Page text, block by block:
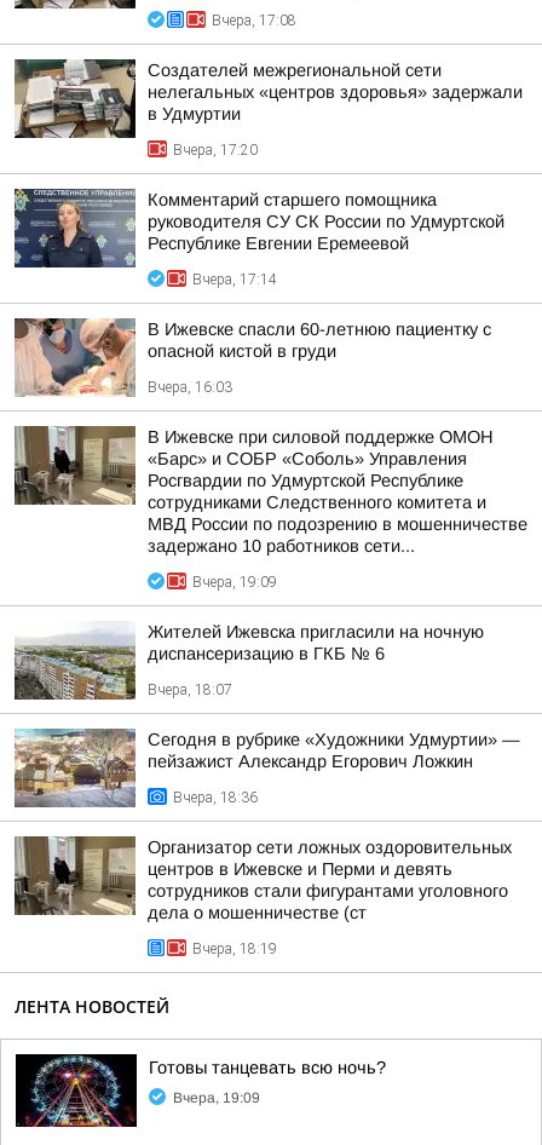
Вчера, 17:08
Создателей межрегиональной сети
нелегальных «центров здоровья» задержали
в Удмуртии
Вчера, 17:20
Комментарий старшего помощника
руководителя СУ СК России по Удмуртской
Республике Евгении Еремеевой
Вчера, 17:14
В Ижевске спасли 60-летнюю пациентку с
опасной кистой в груди
Вчера, 16:03
В Ижевске при силовой поддержке ОМОН
«Барс» и СОБР «Соболь» Управления
Росгвардии по Удмуртской Республике
сотрудниками Следственного комитета и
МВД России по подозрению в мошенничестве
задержано 10 работников сети...
Вчера, 19:09
Жителей Ижевска пригласили на ночную
диспансеризацию в ГКБ № 6
Вчера, 18:07
Сегодня в рубрике «Художники Удмуртии» —
пейзажист Александр Егорович Ложкин
Вчера, 18:36
Организатор сети ложных оздоровительных
центров в Ижевске и Перми и девять
сотрудников стали фигурантами уголовного
дела о мошенничестве (ст
Вчера, 18:19
ЛЕНТА НОВОСТЕЙ
Готовы танцевать всю ночь?
Вчера, 19:09